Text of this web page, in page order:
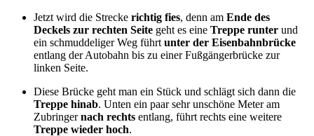
Jetzt wird die Strecke richtig fies, denn am Ende des
Deckels zur rechten Seite geht es eine Treppe runter und
ein schmuddeliger Weg führt unter der Eisenbahnbrücke
entlang der Autobahn bis zu einer Fußgängerbrücke zur
linken Seite.
Diese Brücke geht man ein Stück und schlägt sich dann die
Treppe hinab. Unten ein paar sehr unschöne Meter am
Zubringernach rechts entlang, führt rechts eine weitere
Treppe wieder hoch.